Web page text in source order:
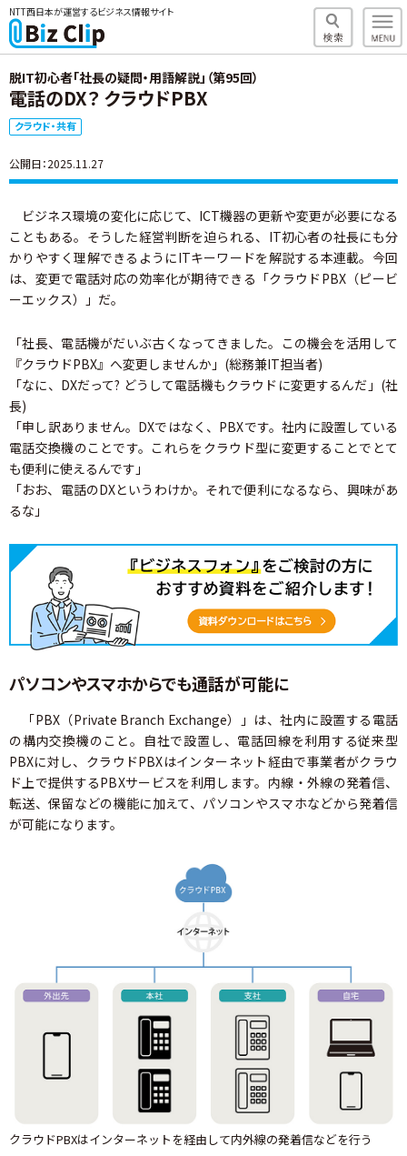
NTT西日本が運営するビジネス情報サイト
脱IT初心者「社長の疑問・用語解説」（第95回）
電話のDX？ クラウドPBX
クラウド・共有
公開日：2025.11.27
ビジネス環境の変化に応じて、ICT機器の更新や変更が必要になる
こともある。そうした経営判断を迫られる、IT初心者の社長にも分
かりやすく理解できるようにITキーワードを解説する本連載。今回
は、変更で電話対応の効率化が期待できる「クラウドPBX（ピービ
ーエックス）」だ。
「社長、電話機がだいぶ古くなってきました。この機会を活用して
『クラウドPBX』へ変更しませんか」(総務兼IT担当者)
「なに、DXだって? どうして電話機もクラウドに変更するんだ」(社
長)
「申し訳ありません。DXではなく、PBXです。社内に設置している
電話交換機のことです。これらをクラウド型に変更することでとて
も便利に使えるんです」
「おお、電話のDXというわけか。それで便利になるなら、興味があ
るな」
パソコンやスマホからでも通話が可能に
「PBX（Private Branch Exchange）」は、社内に設置する電話
の構内交換機のこと。自社で設置し、電話回線を利用する従来型
PBXに対し、クラウドPBXはインターネット経由で事業者がクラウ
ド上で提供するPBXサービスを利用します。内線・外線の発着信、
転送、保留などの機能に加えて、パソコンやスマホなどから発着信
が可能になります。
クラウドPBXはインターネットを経由して内外線の発着信などを行う